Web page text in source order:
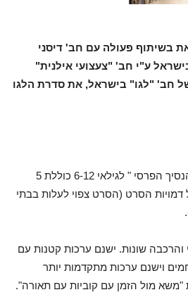
בשיתוף פעולה עם חב' דיסני
ע"י חב' "צעצועי אילנית"
חב' "לגו" בישראל, את סדרת הלגו
הסדרה החדשה של לגו – "הנסיך הפרסי " לגילאי 6-12 כוללת 5
דמויות הסרט (הסרט צפוי לעלות בבתי
והרכבה שונות. ישנם ערכות קטנות עם
וישנם ערכות מתקדמות יותר
מול הזמן עם קוביות עם תאורה".